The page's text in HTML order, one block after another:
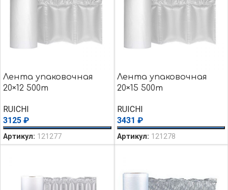
Лента упаковочная
20×12 500m
RUICHI
3125 ₽
Артикул: 121277
Лента упаковочная
20×15 500m
RUICHI
3431 ₽
Артикул: 121278